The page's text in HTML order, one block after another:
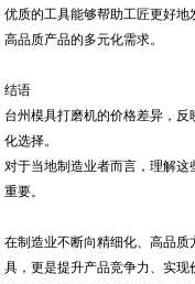
优质的工具能够帮助工匠更好
高品质产品的多元化需求。
结语
台州模具打磨机的价格差异，
化选择。
对于当地制造业者而言，理解
重要。
在制造业不断向精细化、高品
具，更是提升产品竞争力、实现